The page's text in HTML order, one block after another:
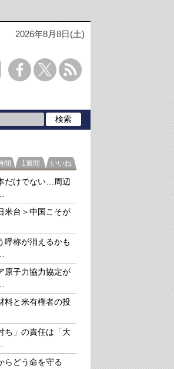
2026年8月8日(土)
ている中、既に4割が定員割れ大学、特に地方の私
）
間 1週間 いいね
だけでない…周辺
米台＞中国こそが
呼称が消えるかも
原子力協力協定が
料と米有権者の投
ち」の責任は「大
らどう命を守る